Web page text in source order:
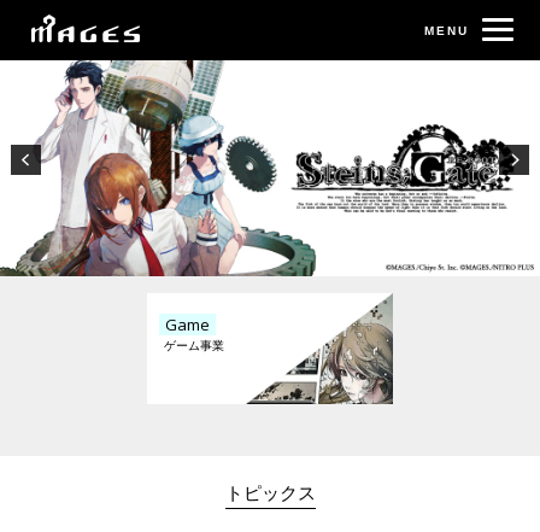
Game
トピックス